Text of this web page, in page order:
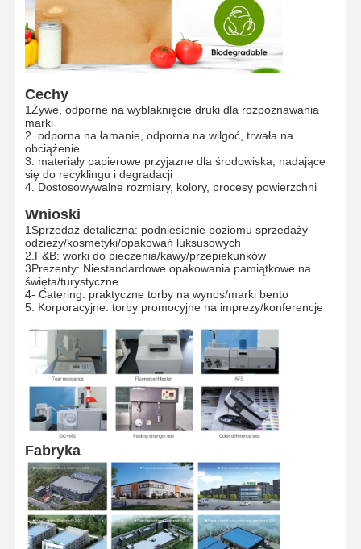
Strona
Produkty Pokaz VR O Nas
Wycieczka
Po Fabryce
Kontrola
Jakości
Skontaktuj
Się Z Nami
Nowości
Sprawy
Poproś O
Wycenę
Cechy
1Żywe, odporne na wyblaknięcie druki dla rozpoznawania
marki
2. odporna na łamanie, odporna na wilgoć, trwała na
obciążenie
3. materiały papierowe przyjazne dla środowiska, nadające
się do recyklingu i degradacji
4. Dostosowywalne rozmiary, kolory, procesy powierzchni
Wnioski
1Sprzedaż detaliczna: podniesienie poziomu sprzedaży
odzieży/kosmetyki/opakowań luksusowych
2.F&B: worki do pieczenia/kawy/przepiekunków
3Prezenty: Niestandardowe opakowania pamiątkowe na
święta/turystyczne
4- Catering: praktyczne torby na wynos/marki bento
5. Korporacyjne: torby promocyjne na imprezy/konferencje
Fabryka